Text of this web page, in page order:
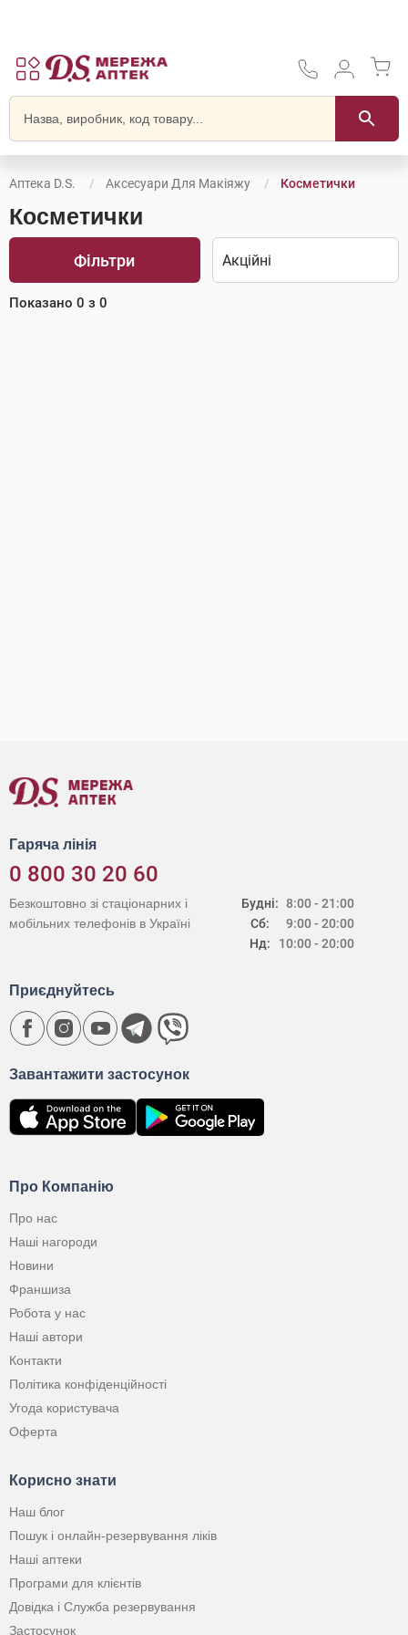
Аптека D.S. Аксесуари Для Макіяжу Косметички
Косметички
Фільтри
Показано 0 з 0
Гаряча лінія
0 800 30 20 60
Будні:
Сб:
Нд:
8:00 - 21:00
9:00 - 20:00
10:00 - 20:00
Безкоштовно зі стаціонарних і
мобільних телефонів в Україні
Про Компанію
Про нас
Наші нагороди
Новини
Франшиза
Робота у нас
Наші автори
Контакти
Політика конфіденційності
Угода користувача
Оферта
Корисно знати
Наш блог
Пошук і онлайн-резервування ліків
Наші аптеки
Програми для клієнтів
Довідка і Служба резервування
Застосунок
Завантажити застосунок
Приєднуйтесь